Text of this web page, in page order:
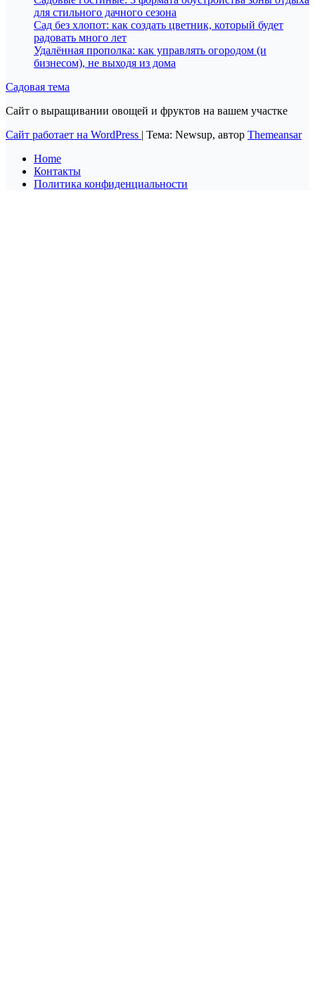
для стильного дачного сезона
Сад без хлопот: как создать цветник, который будет
радовать много лет
Удалённая прополка: как управлять огородом (и
бизнесом), не выходя из дома
Садовая тема
Сайт о выращивании овощей и фруктов на вашем участке
Сайт работает на WordPress | Тема: Newsup, автор Themeansar
Home
Контакты
Политика конфиденциальности